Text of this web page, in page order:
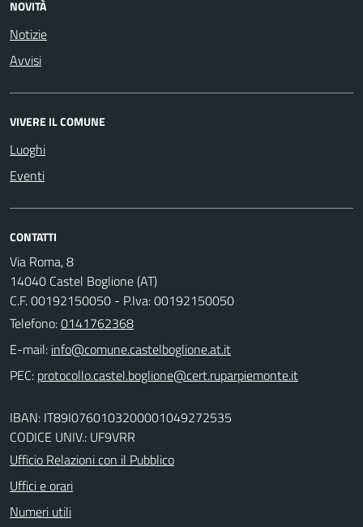
NOVITÀ
Notizie
Avvisi
VIVERE IL COMUNE
Luoghi
Eventi
CONTATTI
Via Roma, 8
14040 Castel Boglione (AT)
C.F. 00192150050 - P.Iva: 00192150050
Telefono:0141762368
E-mail:
PEC:
IBAN: IT89I0760103200001049272535
CODICE UNIV.: UF9VRR
Ufficio Relazioni con il Pubblico
Uffici e orari
Numeri utili